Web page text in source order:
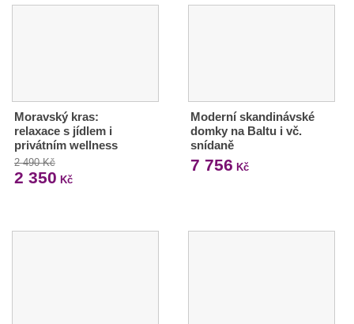
Moravský kras:
relaxace s jídlem i
privátním wellness
2 490 Kč
2 350 Kč
Moderní skandinávské
domky na Baltu i vč.
snídaně
7 756 Kč